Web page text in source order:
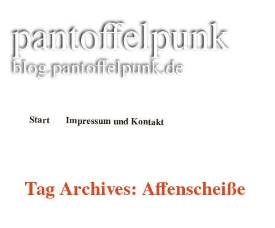
pantoffelpunk
blog.pantoffelpunk.de
Start Impressum und Kontakt
Tag Archives: Affenscheiße